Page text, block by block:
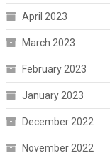
April 2023
March 2023
February 2023
January 2023
December 2022
November 2022